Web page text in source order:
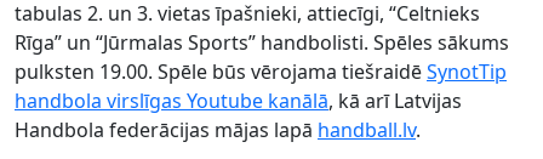
tabulas 2. un 3. vietas īpašnieki, attiecīgi, “Celtnieks
Rīga” un “Jūrmalas Sports” handbolisti. Spēles sākums
pulksten 19.00. Spēle būs vērojama tiešraidēSynotTip
handbola virslīgas Youtube kanālā, kā arī Latvijas
Handbola federācijas mājas lapā handball.lv.